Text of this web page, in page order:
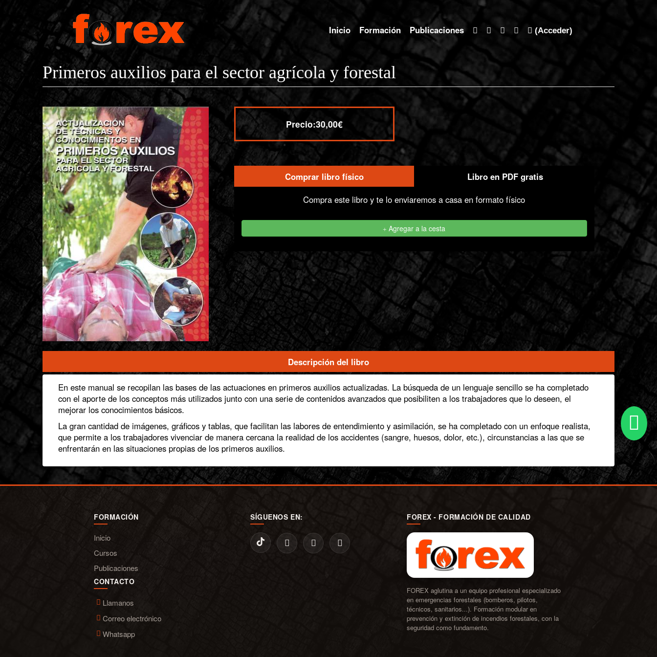
Pasar al contenido principal
Inicio Formación Publicaciones (Acceder)
Primeros auxilios para el sector agrícola y forestal
Precio:30,00€
Compra / Acceso
Comprar libro físico
Libro en PDF gratis
Compra este libro y te lo enviaremos a casa en formato físico
Agregar a la cesta
Informacion Descripción del libro
En este manual se recopilan las bases de las actuaciones en primeros auxilios actualizadas. La búsqueda de un lenguaje sencillo se ha completado
con el aporte de los conceptos más utilizados junto con una serie de contenidos avanzados que posibiliten a los trabajadores que lo deseen, el
mejorar los conocimientos básicos.
La gran cantidad de imágenes, gráficos y tablas, que facilitan las labores de entendimiento y asimilación, se ha completado con un enfoque realista,
que permite a los trabajadores vivenciar de manera cercana la realidad de los accidentes (sangre, huesos, dolor, etc.), circunstancias a las que se
enfrentarán en las situaciones propias de los primeros auxilios.
FORMACIÓN
Inicio
Cursos
Publicaciones
CONTACTO
Llamanos
Correo electrónico
Whatsapp
SÍGUENOS EN: FOREX - FORMACIÓN DE CALIDAD
FOREX aglutina a un equipo profesional especializado
en emergencias forestales (bomberos, pilotos,
técnicos, sanitarios...). Formación modular en
prevención y extinción de incendios forestales, con la
seguridad como fundamento.